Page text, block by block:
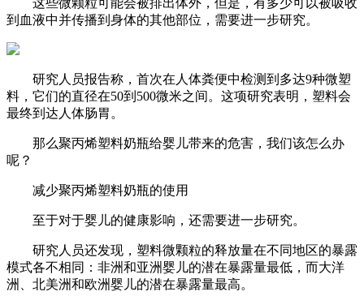
到血液中并传播到身体的其他部位，需要进一步研究。
研究人员报告称，首次在 人体粪便中检测到多达9种微塑
料 ，它们的直径在50到500微米之间。这项研究表明，塑料会
最终到达人体肠胃。
那么聚丙烯塑料奶瓶给婴儿带来的危害，我们该怎么办
呢？
减少聚丙烯塑料奶瓶的使用
至于对于婴儿的健康影响，还需要进一步研究。
研究人员还发现，塑料微颗粒的释放量在不同地区的暴露
模式各不相同： 非洲和亚洲婴儿的潜在暴露量最低 ，而大洋
洲、北美洲和欧洲婴儿的潜在暴露量最高。